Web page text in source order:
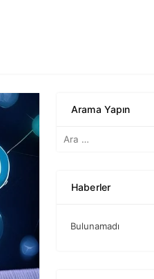
Arama Yapın
Haberler
Bulunamadı